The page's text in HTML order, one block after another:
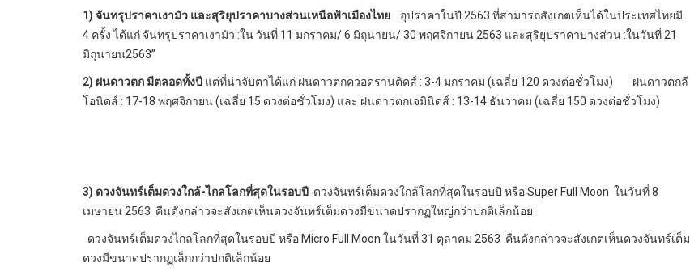
1) จันทรุปราคาเงามัว และสุริยุปราคาบางส่วนเหนือฟ้าเมืองไทย อุปราคาในปี 2563 ที่สามารถสังเกตเห็นได้ในประเทศไทยมี
4 ครั้ง ได้แก่ จันทรุปราคาเงามัว :ใน วันที่ 11 มกราคม/ 6 มิถุนายน/ 30 พฤศจิกายน 2563 และสุริยุปราคาบางส่วน :ในวันที่ 21
มิถุนายน2563”
2) ฝนดาวตก มีตลอดทั้งปี แต่ที่น่าจับตาได้แก่ ฝนดาวตกควอดรานติดส์ : 3-4 มกราคม (เฉลี่ย 120 ดวงต่อชั่วโมง) ฝนดาวตกลี
โอนิดส์ : 17-18 พฤศจิกายน (เฉลี่ย 15 ดวงต่อชั่วโมง) และ ฝนดาวตกเจมินิดส์ : 13-14 ธันวาคม (เฉลี่ย 150 ดวงต่อชั่วโมง)
3) ดวงจันทร์เต็มดวงใกล้-ไกลโลกที่สุดในรอบปี ดวงจันทร์เต็มดวงใกล้โลกที่สุดในรอบปี หรือ Super Full Moon ในวันที่ 8
เมษายน 2563 คืนดังกล่าวจะสังเกตเห็นดวงจันทร์เต็มดวงมีขนาดปรากฏใหญ่กว่าปกติเล็กน้อย
ดวงจันทร์เต็มดวงไกลโลกที่สุดในรอบปี หรือ Micro Full Moon ในวันที่ 31 ตุลาคม 2563 คืนดังกล่าวจะสังเกตเห็นดวงจันทร์เต็ม
ดวงมีขนาดปรากฏเล็กกว่าปกติเล็กน้อย